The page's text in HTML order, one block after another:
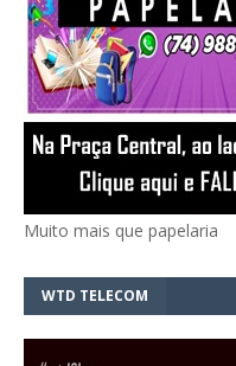
Muito mais que papelaria
WTD TELECOM